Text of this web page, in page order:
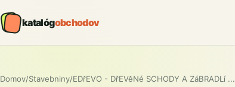
katalógobchodov
Domov/Stavebniny/EDřEVO - DřEVěNé SCHODY A ZáBRADLí ...